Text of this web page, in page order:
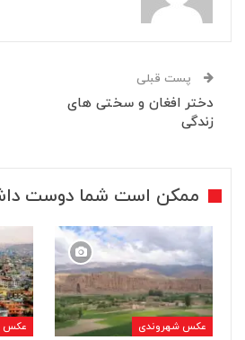
پست قبلی
دختر افغان و سختی های
زندگی
ممکن است شما دوست
عکس شهروندی عکس